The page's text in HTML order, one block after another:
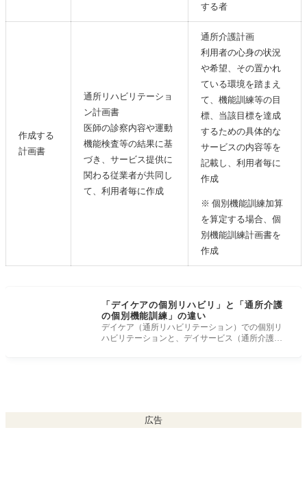
する者
作成する
計画書
通所リハビリテーショ
ン計画書
医師の診察内容や運動
機能検査等の結果に基
づき、サービス提供に
関わる従業者が共同し
て、利用者毎に作成
通所介護計画
利用者の心身の状況
や希望、その置かれ
ている環境を踏まえ
て、機能訓練等の目
標、当該目標を達成
するための具体的な
サービスの内容等を
記載し、利用者毎に
作成
※ 個別機能訓練加算
を算定する場合、個
別機能訓練計画書を
作成
「デイケアの個別リハビリ」と「通所介護
の個別機能訓練」の違い
デイケア（通所リハビリテーション）での個別リ
ハビリテーションと、デイサービス（通所介護）
広告